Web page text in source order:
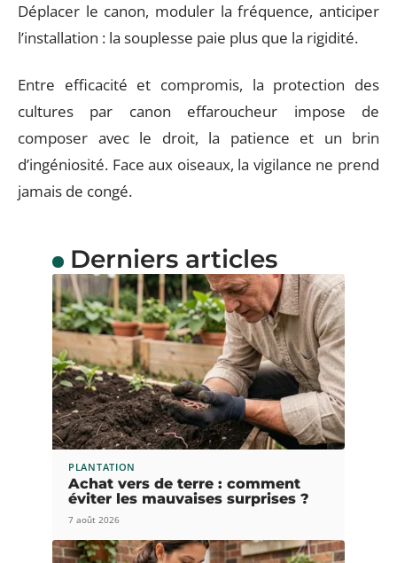
Déplacer le canon, moduler la fréquence, anticiper
l’installation : la souplesse paie plus que la rigidité.
Entre efficacité et compromis, la protection des
cultures par canon effaroucheur impose de
composer avec le droit, la patience et un brin
d’ingéniosité. Face aux oiseaux, la vigilance ne prend
jamais de congé.
Derniers articles
PLANTATION
Achat vers de terre : comment
éviter les mauvaises surprises ?
7 août 2026